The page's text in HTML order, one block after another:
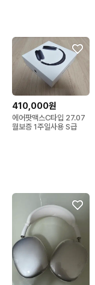
410,000원
에어팟맥스C타입 27.07
월보증 1주일사용 S급